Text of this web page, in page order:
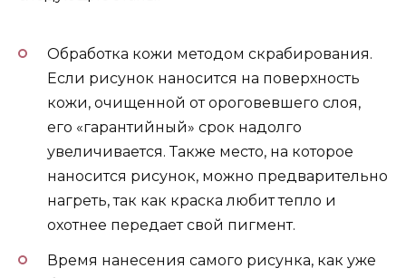
Обработка кожи методом скрабирования.
Если рисунок наносится на поверхность
кожи, очищенной от ороговевшего слоя,
его «гарантийный» срок надолго
увеличивается. Также место, на которое
наносится рисунок, можно предварительно
нагреть, так как краска любит тепло и
охотнее передает свой пигмент.
Время нанесения самого рисунка, как уже